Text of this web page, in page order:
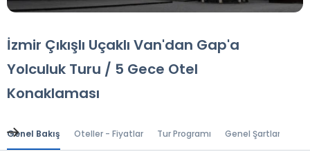
İzmir Çıkışlı Uçaklı Van'dan Gap'a
Yolculuk Turu / 5 Gece Otel
Konaklaması
Genel Bakış Oteller - Fiyatlar Tur Programı Genel Şartlar